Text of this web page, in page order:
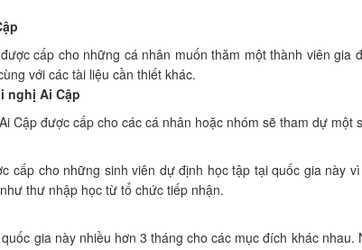
cấp cho những cá nhân muốn thăm một thành viên
với các tài liệu cần thiết khác.
nghị Ai Cập
Cập được cấp cho các cá nhân hoặc nhóm sẽ tham dự
cấp cho những sinh viên dự định học tập tại quốc gia này
thư nhập học từ tổ chức tiếp nhận.
gia này nhiều hơn 3 tháng cho các mục đích khác